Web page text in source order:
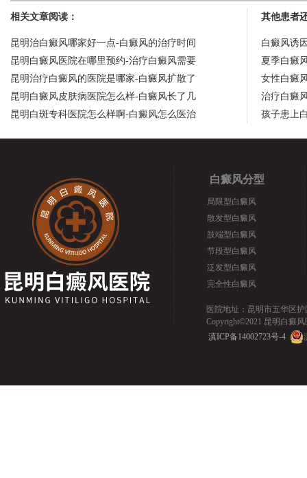
相关文章阅读：
昆明治白癜风哪家好一点-白癜风的治疗时间
昆明白癜风医院在哪里预约-治疗白癜风需要
昆明治疗白癜风的医院是哪家-白癜风扩散了
昆明白癜风皮肤病医院怎么样-白癜风长了几
昆明白斑专科医院怎么样啊-白癜风怎么医治
其他患者
白癜风诱
夏季白癜
女性白癜
治疗白癜
孩子患上
白癜风分型
局限型白癜风
散发型白癜风
肢端型白癜风
节段型白癜风
泛发型白癜风
完全性白癜风
医院地址：昆明市五华区护
Copyright©2021 昆明白癜风
滇ICP备14002723号-4